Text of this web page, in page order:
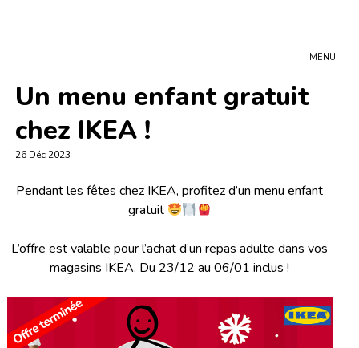
MENU
Un menu enfant gratuit
chez IKEA !
26 Déc 2023
Pendant les fêtes chez IKEA, profitez d’un menu enfant
gratuit
L’offre est valable pour l’achat d’un repas adulte dans vos
magasins IKEA. Du 23/12 au 06/01 inclus !